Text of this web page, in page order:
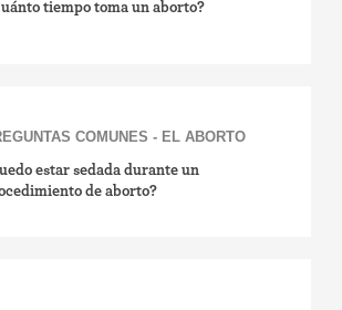
tiempo toma un aborto?
COMUNES - EL ABORTO
estar sedada durante un
de aborto?